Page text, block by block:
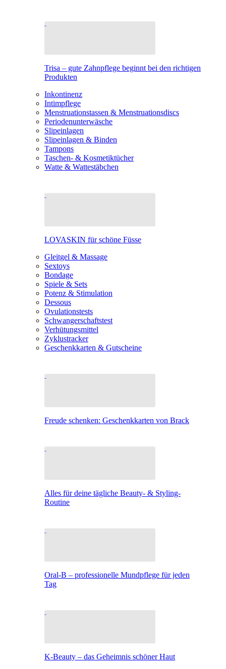
Trisa – gute Zahnpflege beginnt bei den richtigen
Produkten
Inkontinenz
Intimpflege
Menstruationstassen & Menstruationsdiscs
Periodenunterwäsche
Slipeinlagen
Slipeinlagen & Binden
Tampons
Taschen- & Kosmetiktücher
Watte & Wattestäbchen
LOVASKIN für schöne Füsse
Gleitgel & Massage
Sextoys
Bondage
Spiele & Sets
Potenz & Stimulation
Dessous
Ovulationstests
Schwangerschaftstest
Verhütungsmittel
Zyklustracker
Geschenkkarten & Gutscheine
Freude schenken: Geschenkkarten von Brack
Alles für deine tägliche Beauty- & Styling-
Routine
Oral-B – professionelle Mundpflege für jeden
Tag
K-Beauty – das Geheimnis schöner Haut